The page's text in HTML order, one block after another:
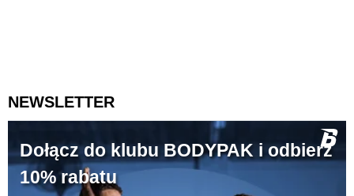
NEWSLETTER
Dołącz do klubu BODYPAK i odbierz
10% rabatu